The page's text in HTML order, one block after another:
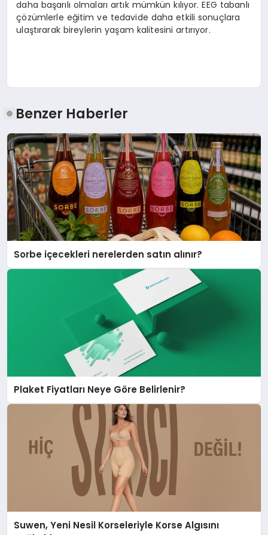
daha başarılı olmaları artık mümkün kılıyor. EEG tabanlı
çözümlerle eğitim ve tedavide daha etkili sonuçlara
ulaştırarak bireylerin yaşam kalitesini artırıyor.
Benzer Haberler
Sorbe içecekleri nerelerden satın alınır?
Plaket Fiyatları Neye Göre Belirlenir?
Suwen, Yeni Nesil Korseleriyle Korse Algısını